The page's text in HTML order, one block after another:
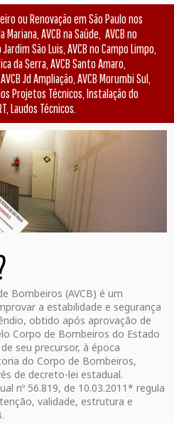
ou Renovação em São Paulo nos
Mariana, AVCB na Saúde, AVCB no
São Luis, AVCB no Campo Limpo,
da Serra, AVCB Santo Amaro,
Jd Ampliação, AVCB Morumbi Sul,
Projetos Técnicos, Instalação do
Laudos Técnicos.
Bombeiros (AVCB) é um
a estabilidade e segurança
obtido após aprovação de
Corpo de Bombeiros do Estado
seu precursor, à época
do Corpo de Bombeiros,
de decreto-lei estadual.
nº 56.819, de 10.03.2011* regula
validade, estrutura e